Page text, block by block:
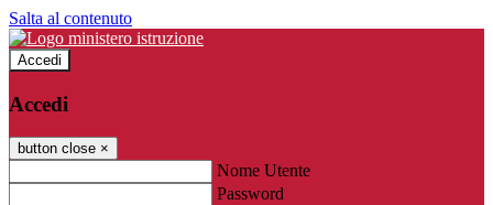
Salta al contenuto
Accedi
Accedi
button close ×
Nome Utente
Password